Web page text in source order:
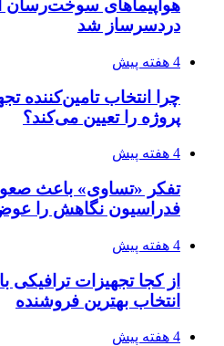
هواپیماهای سوخت‌رسان
دردسرساز شد
4 هفته پیش
چرا انتخاب تامین‌کننده
پروژه را تعیین می‌کند؟
4 هفته پیش
تفکر «تساوی» باعث
فدراسیون نگاهش را
4 هفته پیش
از کجا تجهیزات ترافیکی
انتخاب بهترین فروشنده
4 هفته پیش